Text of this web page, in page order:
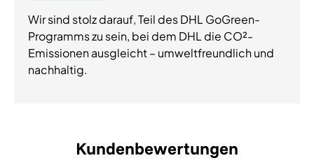
Wir sind stolz darauf, Teil des DHL GoGreen-
Programms zu sein, bei dem DHL die CO²-
Emissionen ausgleicht – umweltfreundlich und
nachhaltig.
Kundenbewertungen